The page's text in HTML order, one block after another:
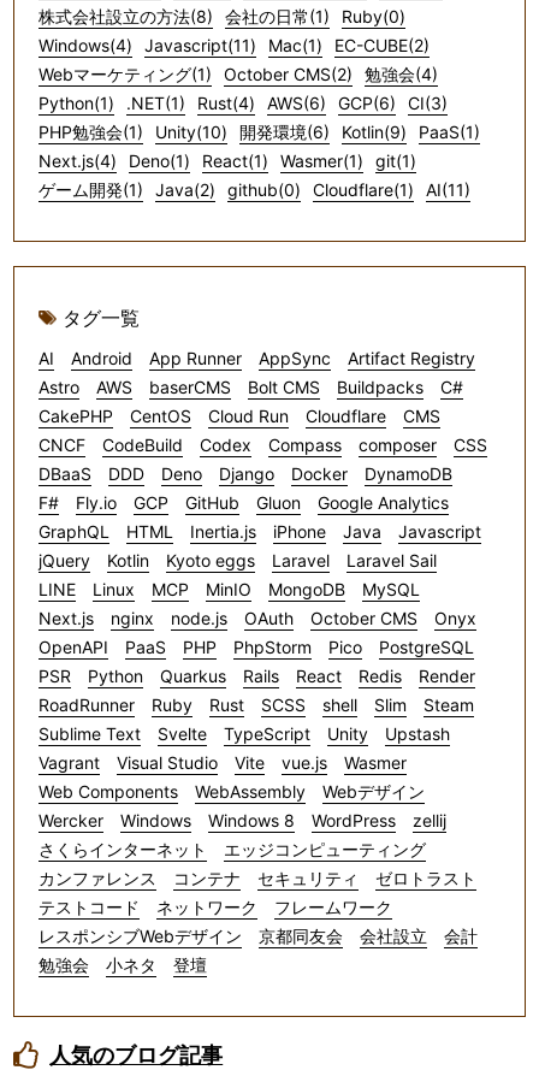
株式会社設立の方法(8)
会社の日常(1)
Ruby(0)
Windows(4)
Javascript(11) Mac(1)
EC-CUBE(2)
Webマーケティング(1)
October CMS(2)
勉強会(4)
Python(1)
.NET(1) Rust(4) AWS(6) GCP(6)
CI(3)
PHP勉強会(1)
Unity(10) 開発環境(6) Kotlin(9)
PaaS(1)
Next.js(4)
Deno(1) React(1) Wasmer(1)
git(1)
ゲーム開発(1)
Java(2) github(0) Cloudflare(1) AI(11)
タグ一覧
AI Android App Runner AppSync
Artifact Registry
Astro
AWS baserCMS Bolt CMS Buildpacks
C#
CakePHP
CentOS Cloud Run Cloudflare
CMS
CNCF
CodeBuild Codex Compass composer
CSS
DBaaS
DDD Deno Django Docker
DynamoDB
F#
Fly.io GCP GitHub Gluon
Google Analytics
GraphQL
HTML Inertia.js iPhone Java
Javascript
jQuery
Kotlin Kyoto eggs Laravel
Laravel Sail
LINE
Linux MCP MinIO MongoDB
MySQL
Next.js
nginx node.js OAuth October CMS
Onyx
OpenAPI
PaaS PHP PhpStorm Pico
PostgreSQL
PSR
Python Quarkus Rails React Redis
Render
RoadRunner
Ruby Rust SCSS shell Slim
Steam
Sublime Text
Svelte TypeScript Unity
Upstash
Vagrant
Visual Studio Vite vue.js
Wasmer
Web Components
WebAssembly
Webデザイン
Wercker
Windows Windows 8 WordPress
zellij
さくらインターネット
エッジコンピューティング
カンファレンス
コンテナ セキュリティ
ゼロトラスト
テストコード
ネットワーク
フレームワーク
レスポンシブWebデザイン
京都同友会 会社設立
会計
勉強会
小ネタ 登壇
人気のブログ記事